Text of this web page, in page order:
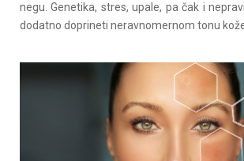
negu. Genetika, stres, upale, pa čak i
dodatno doprineti neravnomernom tonu